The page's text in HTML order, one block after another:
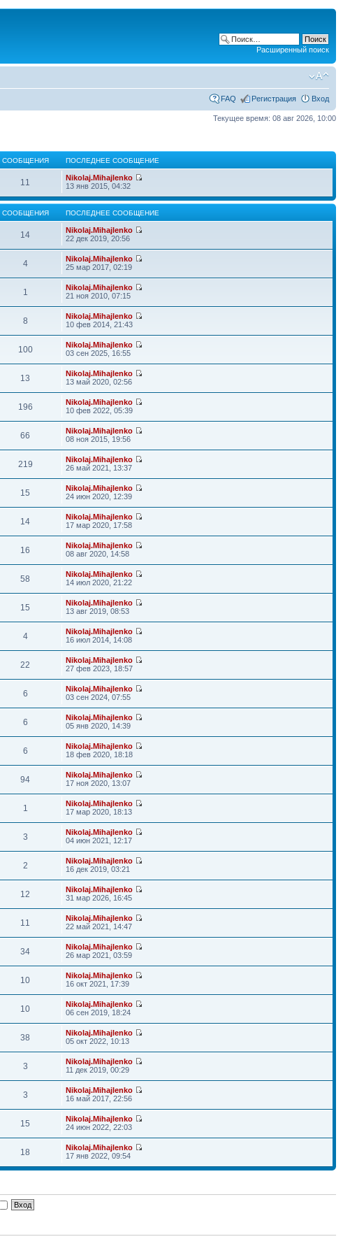
Расширенный поиск
FAQ Регистрация Вход
Текущее время: 08 авг 2026, 10:00
СООБЩЕНИЯ ПОСЛЕДНЕЕ СООБЩЕНИЕ
11
Nikolaj.Mihajlenko
13 янв 2015, 04:32
СООБЩЕНИЯ ПОСЛЕДНЕЕ СООБЩЕНИЕ
14
Nikolaj.Mihajlenko
22 дек 2019, 20:56
4
Nikolaj.Mihajlenko
25 мар 2017, 02:19
1
Nikolaj.Mihajlenko
21 ноя 2010, 07:15
8
Nikolaj.Mihajlenko
10 фев 2014, 21:43
100
Nikolaj.Mihajlenko
03 сен 2025, 16:55
13
Nikolaj.Mihajlenko
13 май 2020, 02:56
196
Nikolaj.Mihajlenko
10 фев 2022, 05:39
66
Nikolaj.Mihajlenko
08 ноя 2015, 19:56
219
Nikolaj.Mihajlenko
26 май 2021, 13:37
15
Nikolaj.Mihajlenko
24 июн 2020, 12:39
14
Nikolaj.Mihajlenko
17 мар 2020, 17:58
16
Nikolaj.Mihajlenko
08 авг 2020, 14:58
58
Nikolaj.Mihajlenko
14 июл 2020, 21:22
15
Nikolaj.Mihajlenko
13 авг 2019, 08:53
4
Nikolaj.Mihajlenko
16 июл 2014, 14:08
22
Nikolaj.Mihajlenko
27 фев 2023, 18:57
6
Nikolaj.Mihajlenko
03 сен 2024, 07:55
6
Nikolaj.Mihajlenko
05 янв 2020, 14:39
6
Nikolaj.Mihajlenko
18 фев 2020, 18:18
94
Nikolaj.Mihajlenko
17 ноя 2020, 13:07
1
Nikolaj.Mihajlenko
17 мар 2020, 18:13
3
Nikolaj.Mihajlenko
04 июн 2021, 12:17
2
Nikolaj.Mihajlenko
16 дек 2019, 03:21
12
Nikolaj.Mihajlenko
31 мар 2026, 16:45
11
Nikolaj.Mihajlenko
22 май 2021, 14:47
34
Nikolaj.Mihajlenko
26 мар 2021, 03:59
10
Nikolaj.Mihajlenko
16 окт 2021, 17:39
10
Nikolaj.Mihajlenko
06 сен 2019, 18:24
38
Nikolaj.Mihajlenko
05 окт 2022, 10:13
3
Nikolaj.Mihajlenko
11 дек 2019, 00:29
3
Nikolaj.Mihajlenko
16 май 2017, 22:56
15
Nikolaj.Mihajlenko
24 июн 2022, 22:03
18
Nikolaj.Mihajlenko
17 янв 2022, 09:54